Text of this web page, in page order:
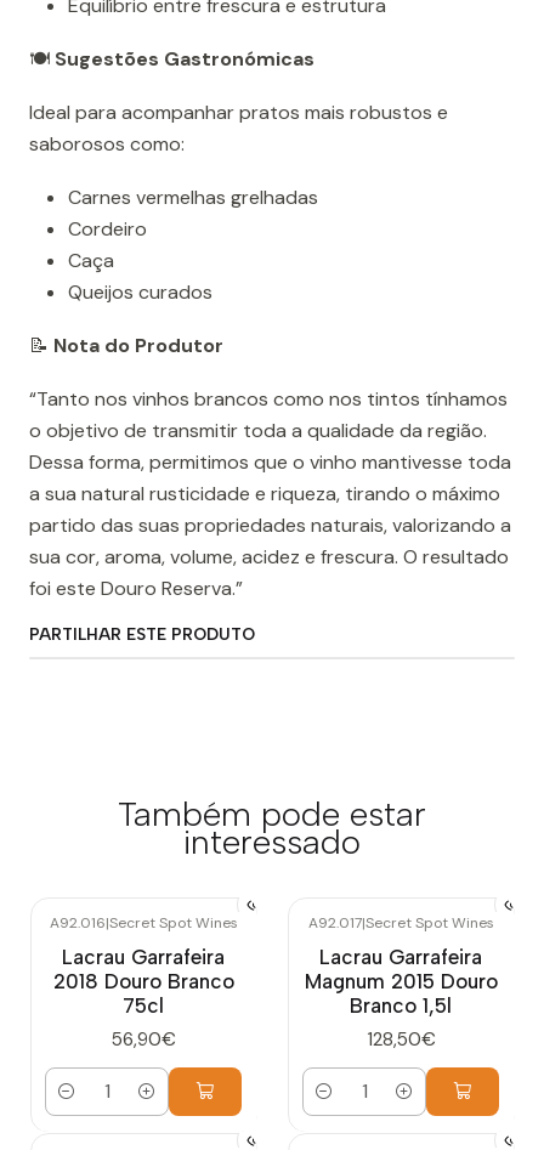
Equilíbrio entre frescura e estrutura
🍽️ Sugestões Gastronómicas
Ideal para acompanhar pratos mais robustos e
saborosos como:
Carnes vermelhas grelhadas
Cordeiro
Caça
Queijos curados
📝 Nota do Produtor
“Tanto nos vinhos brancos como nos tintos tínhamos
o objetivo de transmitir toda a qualidade da região.
Dessa forma, permitimos que o vinho mantivesse toda
a sua natural rusticidade e riqueza, tirando o máximo
partido das suas propriedades naturais, valorizando a
sua cor, aroma, volume, acidez e frescura. O resultado
foi este Douro Reserva.”
PARTILHAR ESTE PRODUTO
Também pode estar
interessado
A92.016|Secret Spot Wines
Lacrau Garrafeira
2018 Douro Branco
75cl
56,90€
Quantidade
A92.017|Secret Spot Wines
Lacrau Garrafeira
Magnum 2015 Douro
Branco 1,5l
128,50€
Quantidade